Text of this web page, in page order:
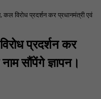
विरोध प्रदर्शन कर प्रधानमंत्री एवं
प्रदर्शन कर
सौंपेंगे ज्ञापन।